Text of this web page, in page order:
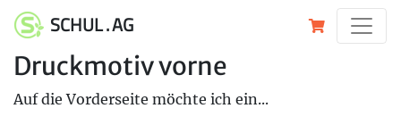
SCHUL . AG
Druckmotiv vorne
Auf die Vorderseite möchte ich ein...